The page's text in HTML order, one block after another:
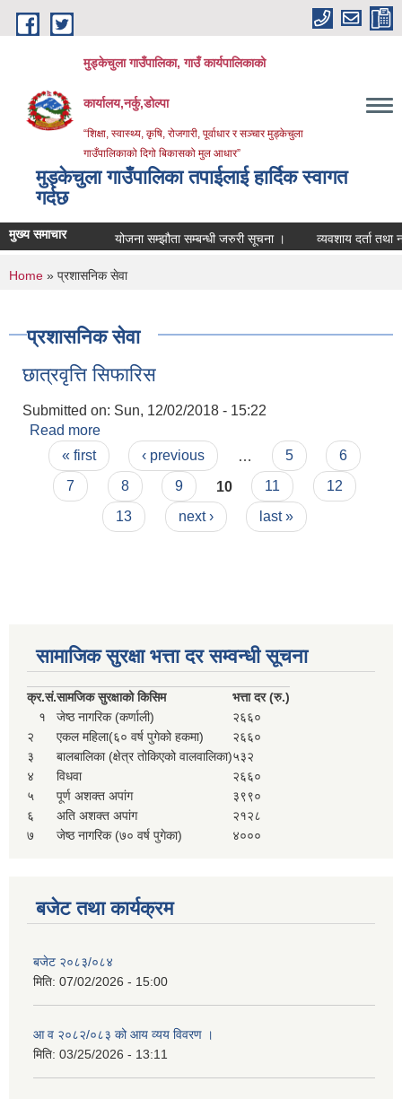
Skip to main content
मुड्केचुला गाउँपालिका, गाउँ कार्यपालिकाको
कार्यालय,नर्कु,डोल्पा
“शिक्षा, स्वास्थ्य, कृषि, रोजगारी, पूर्वाधार र सञ्चार मुड्केचुला
गाउँपालिकाको दिगो बिकासको मुल आधार”
मुड्केचुला गाउँपालिका तपाईलाई हार्दिक स्वागत
गर्दछ
मुख्य समाचार योजना सम्झौता सम्बन्धी जरुरी सूचना । व्यवशाय दर्ता तथा
You are here
Home » प्रशासनिक सेवा
प्रशासनिक सेवा
छात्रवृत्ति सिफारिस
Submitted on: Sun, 12/02/2018 - 15:22
Read more
Pages
« first ‹ previous 5
6
7
8 9 10 11
12
13
next › last »
सामाजिक सुरक्षा भत्ता दर सम्वन्धी सूचना
क्र.सं.सामजिक सुरक्षाको किसिम
भत्ता दर (रु.)
१
जेष्ठ नागरिक (कर्णाली)
२६६०
२
एकल महिला(६० वर्ष पुगेको हकमा)
२६६०
३
बालबालिका (क्षेत्र तोकिएको वालवालिका)५३२
४
विधवा
२६६०
५
पूर्ण अशक्त अपांग
३९९०
६
अति अशक्त अपांग
२१२८
७
जेष्ठ नागरिक (७० वर्ष पुगेका) ४०००
बजेट तथा कार्यक्रम
बजेट २०८३/०८४
मिति: 07/02/2026 - 15:00
आ व २०८२/०८३ को आय व्यय विवरण ।
मिति: 03/25/2026 - 13:11